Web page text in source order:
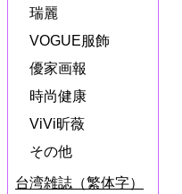
瑞麗
VOGUE服飾
優家画報
時尚健康
ViVi昕薇
その他
台湾雑誌（繁体字）